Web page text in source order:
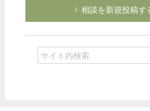
相談を新規投稿す